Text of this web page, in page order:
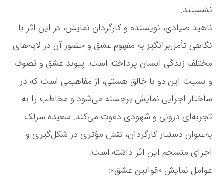
نشستند.
ناهید صیادی، نویسنده و کارگردان نمایش، در این اثر با
نگاهی تأمل‌برانگیز به مفهوم عشق و حضور آن در لایه‌های
مختلف زندگی انسان پرداخته است. پیوند عشق و تصوف
و نسبت این دو با خالق هستی، از مفاهیمی است که در
ساختار اجرایی نمایش برجسته می‌شود و مخاطب را به
تجربه‌ای درونی و شهودی دعوت می‌کند. سعیده سرلک
به‌عنوان دستیار کارگردان، نقش مؤثری در شکل‌گیری و
اجرای منسجم این اثر داشته است.
عوامل نمایش «قوانین عشق»: